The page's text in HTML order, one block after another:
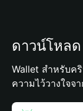
ดาวน์โหล
Wallet สำหรับค
ความไว้วางใจจ